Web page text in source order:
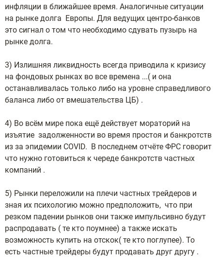
инфляции в ближайшее время. Аналогичные ситуации
на рынке долга Европы. Для ведущих центро-банков
это сигнал о том что необходимо сдувать пузырь на
рынке долга.
3) Излишняя ликвидность всегда приводила к кризису
на фондовых рынках во все времена ...( и она
останавливалась только либо на уровне справедливого
баланса либо от вмешательства ЦБ) .
4) Во всём мире пока ещё действует мораторий на
изъятие задолженности во время простоя и банкротств
из за эпидемии COVID. В последнем отчёте ФРС говорит
что нужно готовиться к череде банкротств частных
компаний .
5) Рынки переложили на плечи частных трейдеров и
зная их психологию можно предположить, что при
резком падении рынков они также импульсивно будут
распродавать ( те кто поумнее) а также искать
возможность купить на отскок( те кто поглупее). То
есть частные трейдеры будут продавать друг другу .